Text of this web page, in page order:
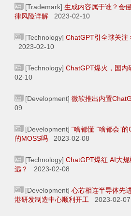
[Trademark] 生成内容属于谁？会
律风险详解 2023-02-10
[Technology] ChatGPT引全球关注
2023-02-10
[Technology] ChatGPT爆火，国内
02-10
[Development] 微软推出内置
09
[Development] “啥都懂”“啥都会”
的MOSS吗 2023-02-08
[Technology] ChatGPT爆红 AI大
远？
2023-02-08
[Development] 心芯相连半导体先
港研发制造中心顺利开工 2023-02-07